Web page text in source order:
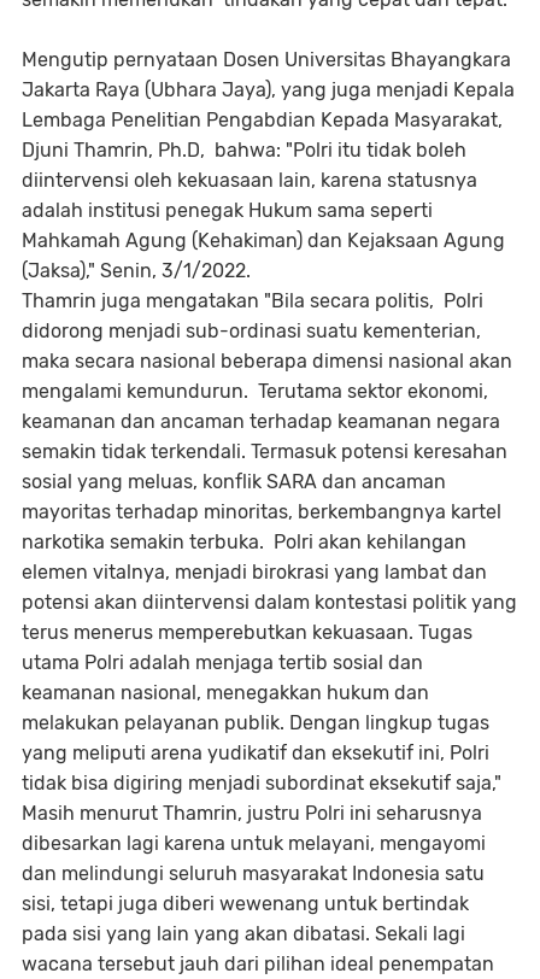
Mengutip pernyataan Dosen Universitas Bhayangkara
Jakarta Raya (Ubhara Jaya), yang juga menjadi Kepala
Lembaga Penelitian Pengabdian Kepada Masyarakat,
Djuni Thamrin, Ph.D, bahwa: "Polri itu tidak boleh
diintervensi oleh kekuasaan lain, karena statusnya
adalah institusi penegak Hukum sama seperti
Mahkamah Agung (Kehakiman) dan Kejaksaan Agung
(Jaksa)," Senin, 3/1/2022.
Thamrin juga mengatakan "Bila secara politis, Polri
didorong menjadi sub-ordinasi suatu kementerian,
maka secara nasional beberapa dimensi nasional akan
mengalami kemundurun. Terutama sektor ekonomi,
keamanan dan ancaman terhadap keamanan negara
semakin tidak terkendali. Termasuk potensi keresahan
sosial yang meluas, konflik SARA dan ancaman
mayoritas terhadap minoritas, berkembangnya kartel
narkotika semakin terbuka. Polri akan kehilangan
elemen vitalnya, menjadi birokrasi yang lambat dan
potensi akan diintervensi dalam kontestasi politik yang
terus menerus memperebutkan kekuasaan. Tugas
utama Polri adalah menjaga tertib sosial dan
keamanan nasional, menegakkan hukum dan
melakukan pelayanan publik. Dengan lingkup tugas
yang meliputi arena yudikatif dan eksekutif ini, Polri
tidak bisa digiring menjadi subordinat eksekutif saja,"
Masih menurut Thamrin, justru Polri ini seharusnya
dibesarkan lagi karena untuk melayani, mengayomi
dan melindungi seluruh masyarakat Indonesia satu
sisi, tetapi juga diberi wewenang untuk bertindak
pada sisi yang lain yang akan dibatasi. Sekali lagi
wacana tersebut jauh dari pilihan ideal penempatan